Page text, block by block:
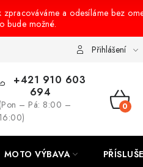
a odesíláme bez
bude možné.
osobních údajů Návody
Přihlášení
+421 910 603
694
(Pon – Pá: 8:00 –
16:00)
MOTO VÝBAVA